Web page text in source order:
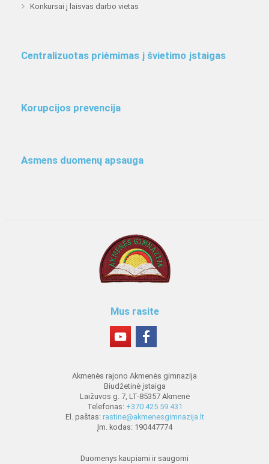
Konkursai į laisvas darbo vietas
Centralizuotas priėmimas į švietimo įstaigas
Korupcijos prevencija
Asmens duomenų apsauga
Mus rasite
Akmenės rajono Akmenės gimnazija
Biudžetinė įstaiga
Laižuvos g. 7, LT-85357 Akmenė
Telefonas: +370 425 59 431
El. paštas: rastine@akmenesgimnazija.lt
Įm. kodas: 190447774
Duomenys kaupiami ir saugomi